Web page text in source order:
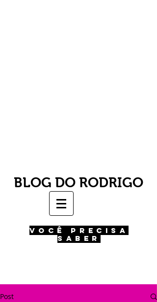
BLOG DO RODRIGO
VOCÊ PRECISA
SABER
Post